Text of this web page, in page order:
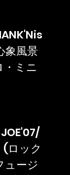
風景
ミニ
ロック
ュージ